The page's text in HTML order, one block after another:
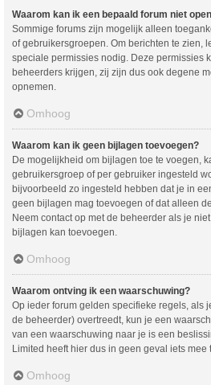
Waarom kan ik een bepaald forum niet
Sommige forums zijn mogelijk alleen
of gebruikersgroepen. Om berichten te zien,
speciale permissies nodig. Deze permissies
beheerders krijgen, zij zijn dus ook degene
opnemen.
Omhoog
Waarom kan ik geen bijlagen toevoegen?
De mogelijkheid om bijlagen toe te voegen,
gebruikersgroep of per gebruiker ingesteld
bijvoorbeeld zo ingesteld hebben dat je in
geen bijlagen mag toevoegen of dat alleen
Neem contact op met de beheerder als je
bijlagen kan toevoegen.
Omhoog
Waarom ontving ik een waarschuwing?
Op ieder forum gelden specifieke regels, als
de beheerder) overtreedt, kun je een
van een waarschuwing naar je is een
Limited heeft hier dus in geen geval iets mee
Omhoog